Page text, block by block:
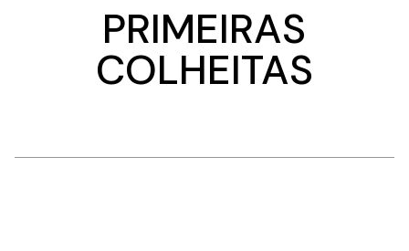
PRIMEIRAS
COLHEITAS